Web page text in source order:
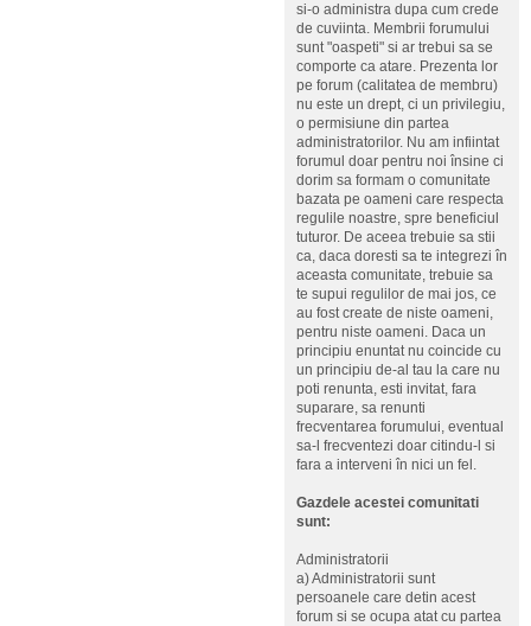
si-o administra dupa cum crede
de cuviinta. Membrii forumului
sunt "oaspeti" si ar trebui sa se
comporte ca atare. Prezenta lor
pe forum (calitatea de membru)
nu este un drept, ci un privilegiu,
o permisiune din partea
administratorilor. Nu am infiintat
forumul doar pentru noi însine ci
dorim sa formam o comunitate
bazata pe oameni care respecta
regulile noastre, spre beneficiul
tuturor. De aceea trebuie sa stii
ca, daca doresti sa te integrezi în
aceasta comunitate, trebuie sa
te supui regulilor de mai jos, ce
au fost create de niste oameni,
pentru niste oameni. Daca un
principiu enuntat nu coincide cu
un principiu de-al tau la care nu
poti renunta, esti invitat, fara
suparare, sa renunti
frecventarea forumului, eventual
sa-l frecventezi doar citindu-l si
fara a interveni în nici un fel.
Gazdele acestei comunitati
sunt:
Administratorii
a) Administratorii sunt
persoanele care detin acest
forum si se ocupa atat cu partea